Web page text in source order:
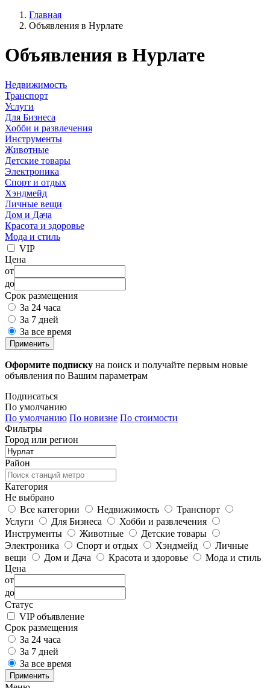
Главная
Объявления в Нурлате
Объявления в Нурлате
Недвижимость
Транспорт
Услуги
Для Бизнеса
Хобби и развлечения
Инструменты
Животные
Детские товары
Электроника
Спорт и отдых
Хэндмейд
Личные вещи
Дом и Дача
Красота и здоровье
Мода и стиль
VIP
Цена
от
до
Срок размещения
За 24 часа
За 7 дней
За все время
Применить
Оформите подписку на поиск и получайте первым новые
объявления по Вашим параметрам
Подписаться
По умолчанию
По умолчанию По новизне По стоимости
Фильтры
Город или регион
Район
Категория
Не выбрано
Все категории
Недвижимость
Транспорт
Услуги
Для Бизнеса
Хобби и развлечения
Инструменты
Животные
Детские товары
Электроника
Спорт и отдых Хэндмейд
Личные
вещи
Дом и Дача Красота и здоровье
Мода и стиль
Цена
от
до
Статус
VIP объявление
Срок размещения
За 24 часа
За 7 дней
За все время
Применить